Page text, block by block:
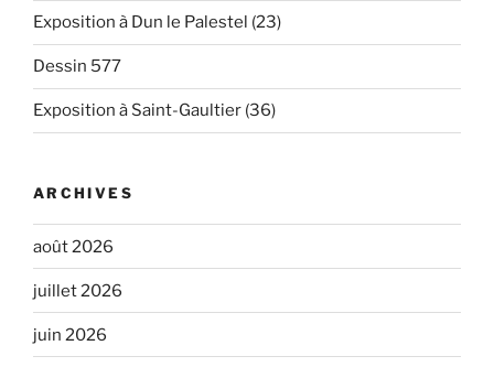
Exposition à Dun le Palestel (23)
Dessin 577
Exposition à Saint-Gaultier (36)
ARCHIVES
août 2026
juillet 2026
juin 2026